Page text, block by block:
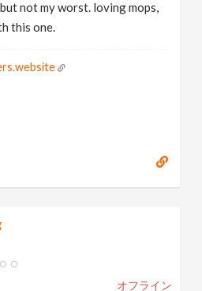
not my worst. loving mops,
this one.
オフライン